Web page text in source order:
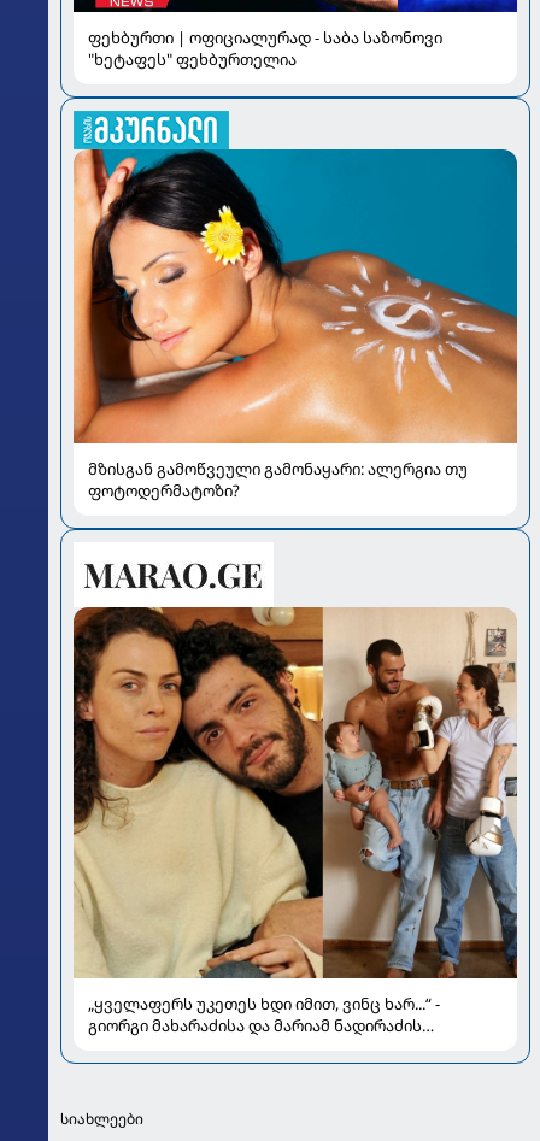
ფეხბურთი | ოფიციალურად - საბა საზონოვი
"ხეტაფეს" ფეხბურთელია
მზისგან გამოწვეული გამონაყარი: ალერგია თუ
ფოტოდერმატოზი?
„ყველაფერს უკეთეს ხდი იმით, ვინც ხარ...“ -
გიორგი მახარაძისა და მარიამ ნადირაძის
სიახლეები